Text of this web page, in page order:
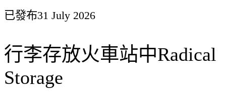
已發布31 July 2026
行李存放火車站中Radical
Storage